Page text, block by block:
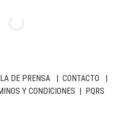
DE PRENSA| CONTACTO |
Y CONDICIONES | PQRS